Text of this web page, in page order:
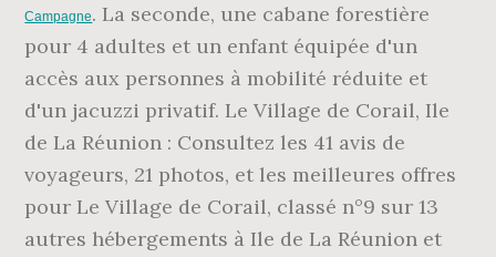
Campagne. La seconde, une cabane forestière
pour 4 adultes et un enfant équipée d'un
accès aux personnes à mobilité réduite et
d'un jacuzzi privatif. Le Village de Corail, Ile
de La Réunion : Consultez les 41 avis de
voyageurs, 21 photos, et les meilleures offres
pour Le Village de Corail, classé n°9 sur 13
autres hébergements à Ile de La Réunion et